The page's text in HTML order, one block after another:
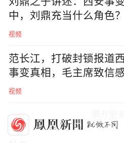
中，刘鼎充当什么角色？
视频
范长江，打破封锁报道
事变真相，毛主席致信
视频